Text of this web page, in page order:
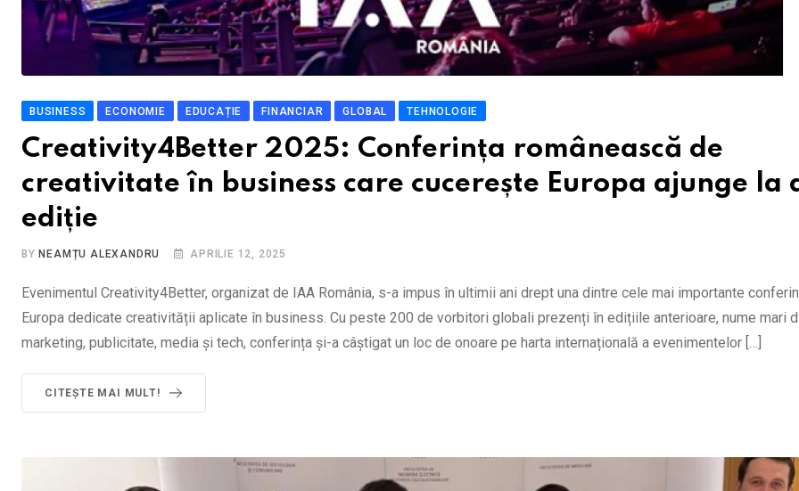
BUSINESS ECONOMIE EDUCAȚIE FINANCIAR GLOBAL TEHNOLOGIE
Creativity4Better 2025: Conferința românească de
creativitate în business care cucerește Europa ajunge la
ediție
BY NEAMȚU ALEXANDRU APRILIE 12, 2025
Evenimentul Creativity4Better, organizat de IAA România, s-a impus în ultimii ani drept una dintre cele mai importante
Europa dedicate creativității aplicate în business. Cu peste 200 de vorbitori globali prezenți în edițiile anterioare, nume mari
marketing, publicitate, media și tech, conferința și-a câștigat un loc de onoare pe harta internațională a evenimentelor […]
CITEȘTE MAI MULT!